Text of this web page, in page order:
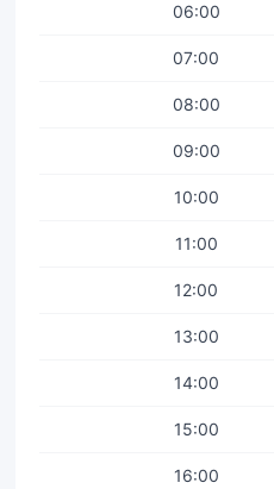
06:00
07:00
08:00
09:00
10:00
11:00
12:00
13:00
14:00
15:00
16:00